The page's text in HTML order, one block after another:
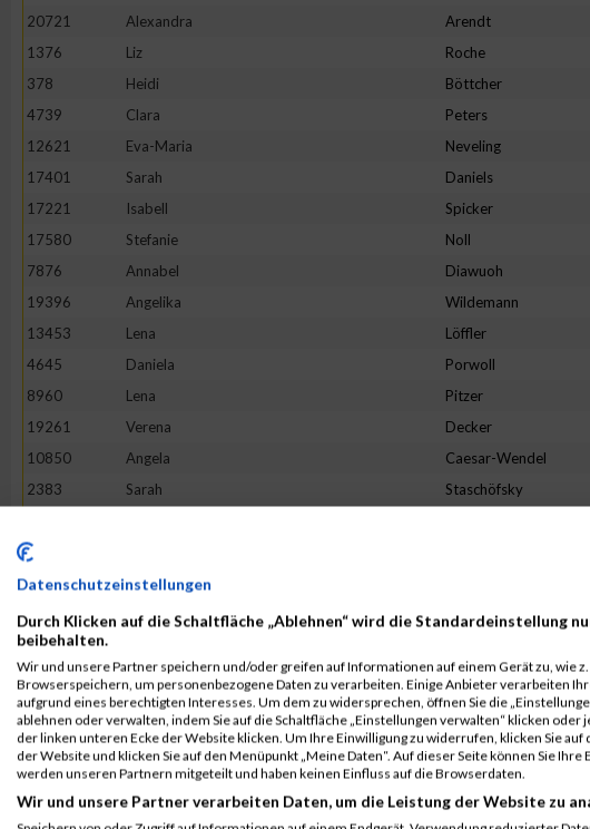
20721
Alexandra Arendt
1376
Liz Roche
378
Heidi Böttcher
4739
Clara Peters
12621
Eva-Maria Neveling
17401
Sarah Daniels
17221
Isabell Spicker
17580
Stefanie Noll
7876
Annabel Diawuoh
19396
Angelika Wildemann
13453
Lena Löffler
4645
Daniela Porwoll
8960
Lena Pitzer
19261
Verena Decker
10850
Angela Caesar-Wendel
2383
Sarah Staschöfsky
10079
18862
Tineke
18205
Sandra Hermann
3475
16268
Lotte Lehmbruck
5049
Sabine Eim
7653
Franziska Flügge
1380
Jeanne Li Voß
6002
Julia Halberstadt
Datenschutzeinstellungen
Durch Klicken auf die Schaltfläche „Ablehnen“ wird die Standardeinstellung
beibehalten.
Wir und unsere Partner speichern und/oder greifen auf Informationen auf einem Gerät zu, wie
Browserspeichern, um personenbezogene Daten zu verarbeiten. Einige Anbieter verarbeiten
aufgrund eines berechtigten Interesses. Um dem zu widersprechen, öffnen Sie die
ablehnen oder verwalten, indem Sie auf die Schaltfläche „Einstellungen verwalten“ klicken
der linken unteren Ecke der Website klicken. Um Ihre Einwilligung zu widerrufen, klicken Sie
der Website und klicken Sie auf den Menüpunkt „Meine Daten“. Auf dieser Seite können Sie
werden unseren Partnern mitgeteilt und haben keinen Einfluss auf die Browserdaten.
Wir und unsere Partner verarbeiten Daten, um die Leistung der Website zu